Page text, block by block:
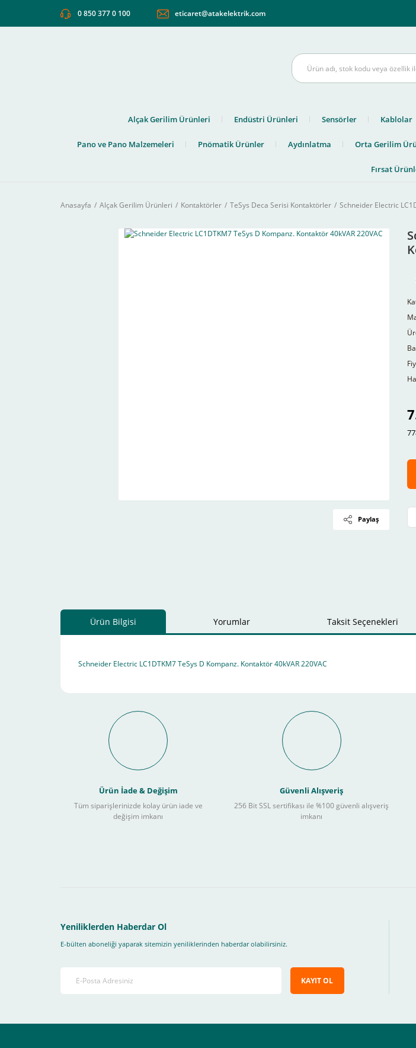
0 850 377 0 100 eticaret@atakelektrik.com
Alçak Gerilim Ürünleri Endüstri Ürünleri Sensörler Kablolar
Pano ve Pano Malzemeleri Pnömatik Ürünler Aydınlatma Orta Gerilim
Fırsat
Anasayfa Alçak Gerilim Ürünleri Kontaktörler TeSys Deca Serisi Kontaktörler Schneider Electric
Paylaş
Ürün Bilgisi Yorumlar Taksit Seçenekleri
Schneider Electric LC1DTKM7 TeSys D Kompanz. Kontaktör 40kVAR 220VAC
Schneider Electric Sanal POS ile Vade
Kullanılır ?
Sitemizden yapacağınız tüm alışverişlerde aşağıdaki adımları takip ederek peşin fiyatına 3
4-Son olarak siparişi vermiş olduğunuz e-posta adresinize ileteceğimiz link üzerinden tıklayarak 3D
Ürün İade & Değişim
Tüm siparişlerinizde kolay ürün iade ve
değişim imkanı
Güvenli Alışveriş
256 Bit SSL sertifikası ile %100 güvenli alışveriş
imkanı
Yeniliklerden Haberdar Ol
E-bülten aboneliği yaparak sitemizin yeniliklerinden haberdar olabilirsiniz.
KAYIT OL